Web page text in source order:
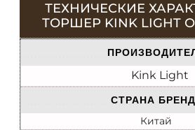
ТЕХНИЧЕСКИЕ
ТОРШЕР KINK LIGHT
Kink Light
СТРАНА
Китай